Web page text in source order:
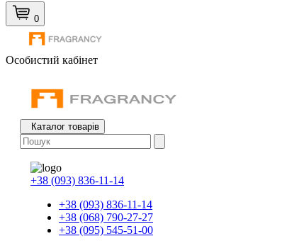
0
Особистий кабінет
Каталог товарів
+38 (093) 836-11-14
+38 (093) 836-11-14
+38 (068) 790-27-27
+38 (095) 545-51-00